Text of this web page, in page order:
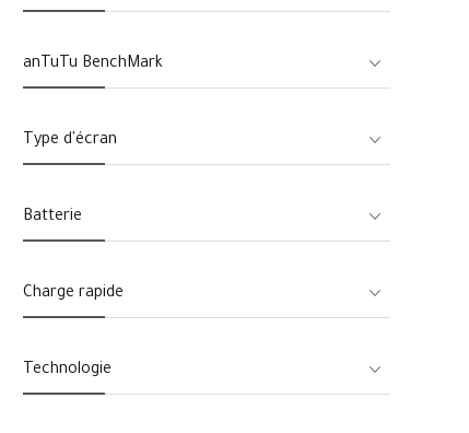
anTuTu BenchMark
Type d'écran
Batterie
Charge rapide
Technologie